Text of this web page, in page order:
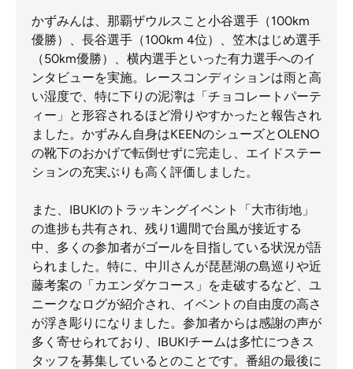
かずみんは、那覇ザウルスこと小谷選手（100km
優勝）、長谷選手（100km 4位）、笠木はじめ選手
（50km優勝）、横内選手といった有力選手へのイ
ンタビューを実施。レースコンディションは雨と高
い湿度で、特に下りの泥濘は「チョコレートパーテ
ィー」と形容されるほど滑りやすかったと報告され
ました。かずみん自身はKEENのシューズとOLENO
の靴下のおかげで転倒せずに完走し、エイドステー
ションの充実ぶりも高く評価しました。
また、IBUKIのトラッキングイベント「大市街地」
の進捗も共有され、残り1週間で台風が接近する
中、多くの参加者がゴールを目指している状況が語
られました。特に、中川さんが琵琶湖の島巡りや近
藤考案の「カエンダケコース」を走破するなど、ユ
ニークなログが紹介され、イベントの自由度の高さ
が浮き彫りになりました。参加者からは感謝の声が
多く寄せられており、IBUKIチームは多忙につきス
タッフを募集しているとのことです。番組の最後に